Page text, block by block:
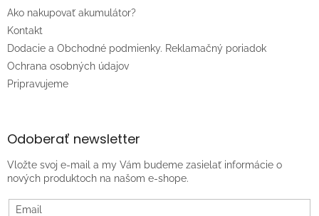
Ako nakupovať akumulátor?
Kontakt
Dodacie a Obchodné podmienky. Reklamačný poriadok
Ochrana osobných údajov
Pripravujeme
Odoberať newsletter
Vložte svoj e-mail a my Vám budeme zasielať informácie o
nových produktoch na našom e-shope.
Email